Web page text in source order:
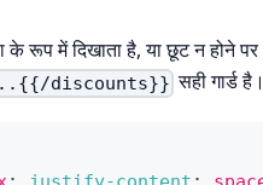
के रूप में दिखाता है, या छूट न होने पर
discounts}} सही गार्ड है।